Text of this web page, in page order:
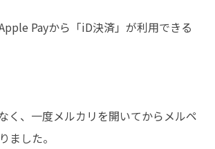
Payから「iD決済」が利用できる
く、一度メルカリを開いてからメルペ
した。